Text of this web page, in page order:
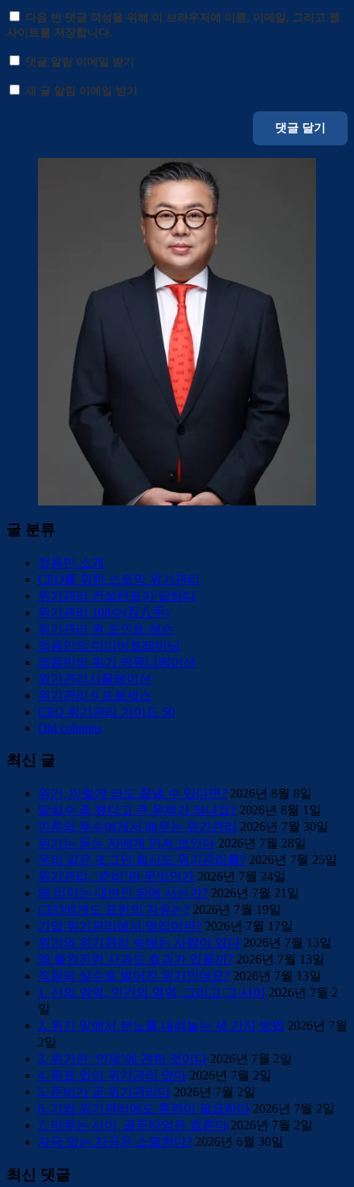
다음 번 댓글 작성을 위해 이 브라우저에 이름, 이메일, 그리고 웹
사이트를 저장합니다.
댓글 알림 이메일 받기
새 글 알림 이메일 받기
글 분류
정용민 소개
CEO를 위한 스토익 위기관리
위기관리 컨설턴트가 답하다
위기관리 108수(百八手)
위기관리 원 포인트 레슨
정용민의 미디어트레이닝
정용민의 위기 커뮤니케이션
위기관리시뮬레이션
위기관리 9 프로세스
CEO 위기관리 가이드 50
Old columns
최신 글
위기, 이렇게 라도 끝낼 수 있다면? 2026년 8월 8일
말실수 좀 했다고 큰 문제가 되나요? 2026년 8월 1일
만루의 투수에게서 배우는 위기관리 2026년 7월 30일
위기는 듣는 자에게 먼저 보인다 2026년 7월 28일
우리 같은 조그만 회사도 위기관리를? 2026년 7월 25일
위기관리, ‘준비’란 무엇인가 2026년 7월 24일
왜 리더는 대변인 뒤에 서는가? 2026년 7월 21일
CEO에게도 표현의 자유는? 2026년 7월 19일
기업 위기관리에서 맷집이란? 2026년 7월 17일
위기와 위기관리 속에는 사람이 있다 2026년 7월 13일
왜 불완전한 사과도 효과가 있을까? 2026년 7월 13일
직원의 실수로 벌어진 위기인데요? 2026년 7월 13일
1. 신의 영역, 인간의 영역, 그리고 그 사이
2026년 7월 2
일
2. 위기 앞에서 분노를 내려놓는 세 가지 방법 2026년 7월
2일
3. 위기란 ‘언제’에 관한 것이다 2026년 7월 2일
4. 목표 없이 위기관리 없다 2026년 7월 2일
5. 준비가 곧 위기관리다 2026년 7월 2일
6. 기업 위기관리에도 훈련이 필요하다 2026년 7월 2일
7. 미루는 사이, 골든타임은 흐른다 2026년 7월 2일
자극 없는 자극은 소멸한다? 2026년 6월 30일
최신 댓글